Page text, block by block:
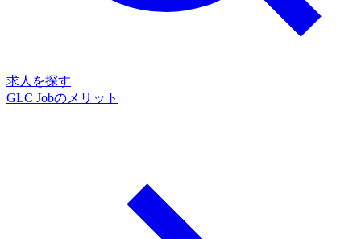
求人を探す
GLC Jobのメリット